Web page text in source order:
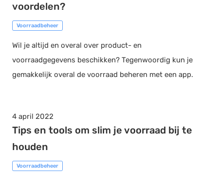
voordelen?
Voorraadbeheer
Wil je altijd en overal over product- en
voorraadgegevens beschikken? Tegenwoordig kun je
gemakkelijk overal de voorraad beheren met een app.
4 april 2022
Tips en tools om slim je voorraad bij te
houden
Voorraadbeheer